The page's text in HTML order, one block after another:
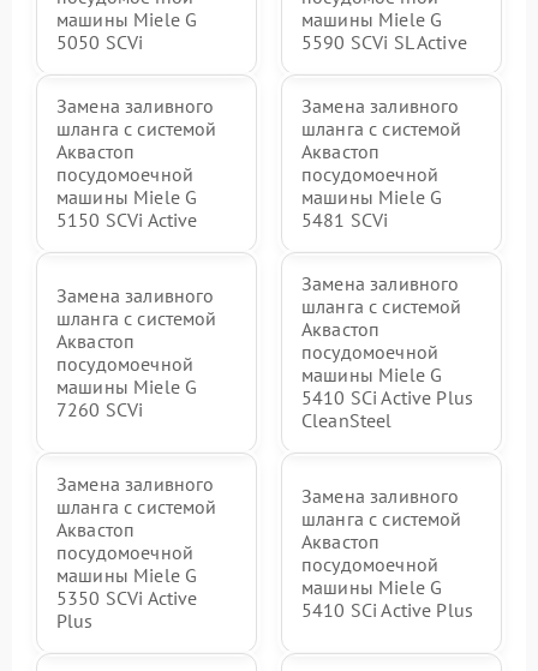
машины Miele G
5050 SCVi
машины Miele G
5590 SCVi SL Active
Замена заливного
шланга с системой
Аквастоп
посудомоечной
машины Miele G
5150 SCVi Active
Замена заливного
шланга с системой
Аквастоп
посудомоечной
машины Miele G
5481 SCVi
Замена заливного
шланга с системой
Аквастоп
посудомоечной
машины Miele G
7260 SCVi
Замена заливного
шланга с системой
Аквастоп
посудомоечной
машины Miele G
5410 SCi Active Plus
CleanSteel
Замена заливного
шланга с системой
Аквастоп
посудомоечной
машины Miele G
5350 SCVi Active
Plus
Замена заливного
шланга с системой
Аквастоп
посудомоечной
машины Miele G
5410 SCi Active Plus